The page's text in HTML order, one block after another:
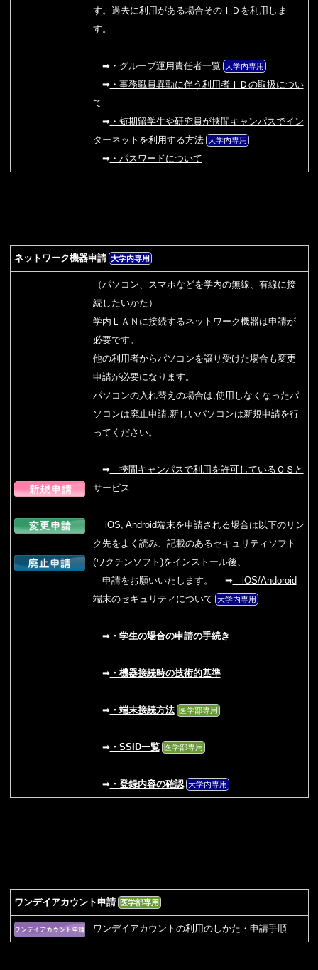
す。過去に利用がある場合そのＩＤを利用しま
す。
➡・グループ運用責任者一覧 大学内専用
➡・事務職員異動に伴う利用者ＩＤの取扱につい
て
➡・短期留学生や研究員が挟間キャンパスでイン
ターネットを利用する方法 大学内専用
➡・パスワードについて
ネットワーク機器申請 大学内専用
（パソコン、スマホなどを学内の無線、有線に接
続したいかた）
学内ＬＡＮに接続するネットワーク機器は申請が
必要です。
他の利用者からパソコンを譲り受けた場合も変更
申請が必要になります。
パソコンの入れ替えの場合は,使用しなくなったパ
ソコンは廃止申請,新しいパソコンは新規申請を行
ってください。
➡挾間キャンパスで利用を許可しているＯＳと
サービス
iOS, Android端末を申請される場合は以下のリン
ク先をよく読み、記載のあるセキュリティソフト
(ワクチンソフト)をインストール後、
申請をお願いいたします。
➡iOS/Andoroid
端末のセキュリティについて 大学内専用
➡・学生の場合の申請の手続き
➡・機器接続時の技術的基準
➡・端末接続方法 医学部専用
➡・SSID一覧 医学部専用
➡・登録内容の確認 大学内専用
ワンデイアカウント申請 医学部専用
ワンデイアカウントの利用のしかた・申請手順